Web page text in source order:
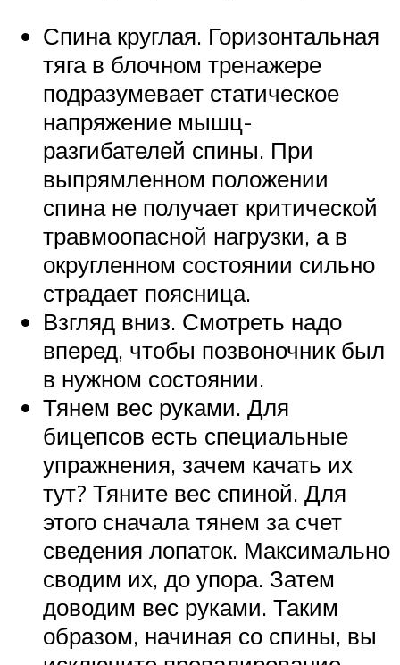
Спина круглая. Горизонтальная
тяга в блочном тренажере
подразумевает статическое
напряжение мышц-
разгибателей спины. При
выпрямленном положении
спина не получает критической
травмоопасной нагрузки, а в
округленном состоянии сильно
страдает поясница.
Взгляд вниз. Смотреть надо
вперед, чтобы позвоночник был
в нужном состоянии.
Тянем вес руками. Для
бицепсов есть специальные
упражнения, зачем качать их
тут? Тяните вес спиной. Для
этого сначала тянем за счет
сведения лопаток. Максимально
сводим их, до упора. Затем
доводим вес руками. Таким
образом, начиная со спины, вы